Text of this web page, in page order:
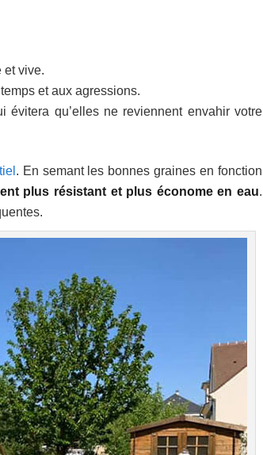
et vive.
et aux agressions.
qu’elles ne reviennent envahir votre
. En semant les bonnes graines en fonction
plus résistant et plus économe en eau.